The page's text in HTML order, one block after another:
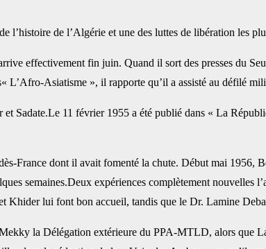
l’histoire de l’Algérie et une des luttes de libération les
effectivement fin juin. Quand il sort des presses du
L’Afro-Asiatisme », il rapporte qu’il a assisté au défilé
Sadate.Le 11 février 1955 a été publié dans « La
France dont il avait fomenté la chute. Début mai 1956,
semaines.Deux expériences complètement nouvelles
lui font bon accueil, tandis que le Dr. Lamine
la Délégation extérieure du PPA-MTLD, alors que